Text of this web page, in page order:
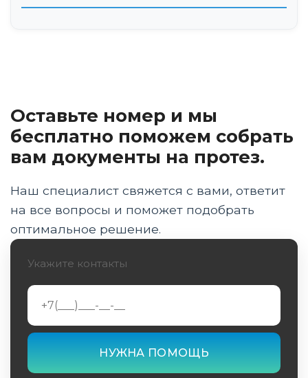
Особенности выполнения упражнений
Комплекс упражнений для домашних
Важность правильного питания
Технические средства реабилитации
Индивидуальный подход
Мониторинг прогресса
Работа в команде
Типичные ошибки и как их избежать
Оставьте номер и мы
бесплатно поможем собрать
вам документы на протез.
Наш специалист свяжется с вами, ответит
на все вопросы и поможет подобрать
оптимальное решение.
Укажите контакты